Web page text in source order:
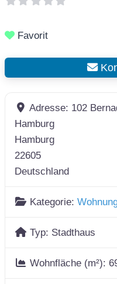
Favorit
Adresse: 102
Hamburg
Hamburg
22605
Deutschland
Kategorie:
Typ: Stadthaus
Wohnfläche (m²):